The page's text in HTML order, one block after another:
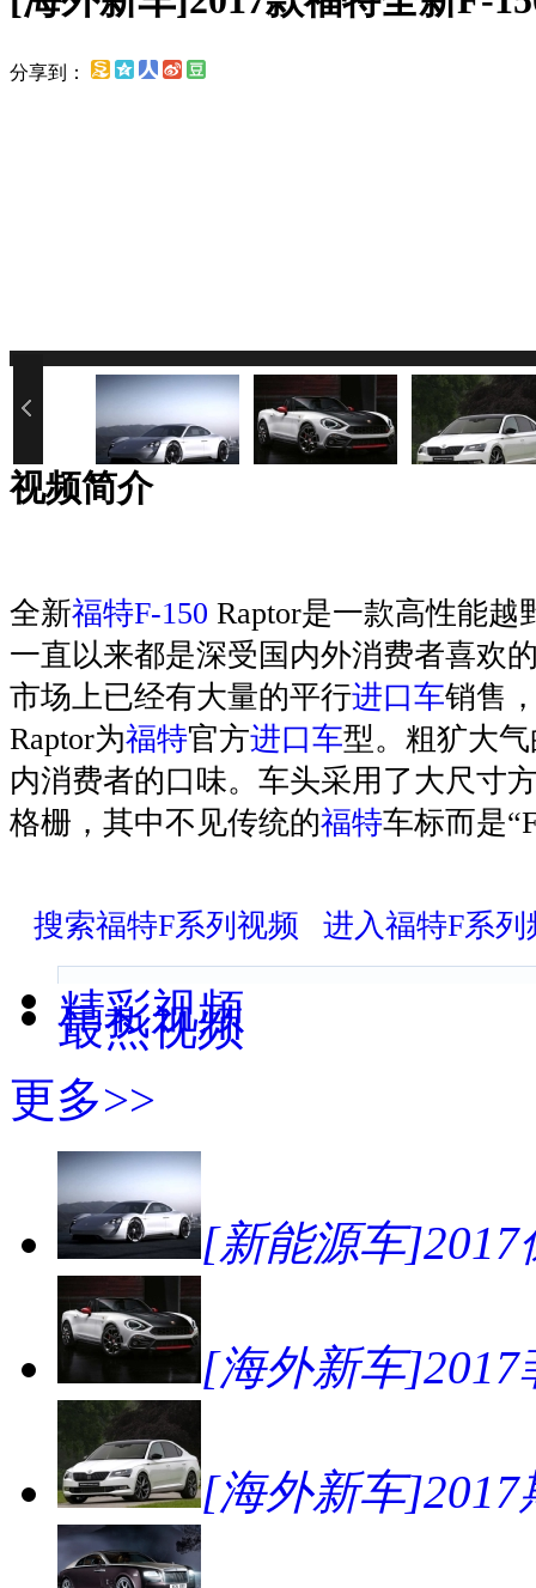
分享到：
视频简介
全新福特F-150 Raptor是一款高性能越
一直以来都是深受国内外消费者喜欢
市场上已经有大量的平行进口车销售
Raptor为福特官方进口车型。粗犷大
内消费者的口味。车头采用了大尺寸
格栅，其中不见传统的福特车标而是
搜索福特F系列视频 进入福特F系列
精彩视频
最热视频
更多>>
[新能源车]2017
[海外新车]2017
[海外新车]2017